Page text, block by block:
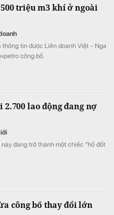
sưu tập gần 2.000 dinh thự độc
triệu m3 khí ở ngoài
thông tin được Liên doanh Việt - Nga
công bố.
lao động đang nợ
này đang trở thành một chiếc "hố đốt
công bố thay đổi lớn